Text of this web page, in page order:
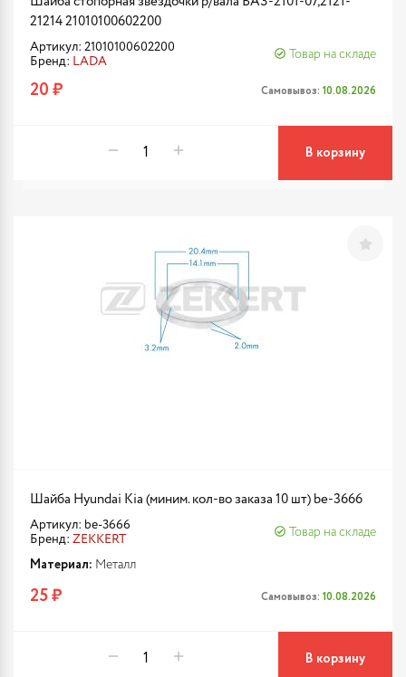
21214 21010100602200
Артикул: 21010100602200
Бренд: LADA
Товар на складе
20 ₽ Самовывоз: 10.08.2026
В корзину
Шайба Hyundai Kia (миним. кол-во заказа 10 шт) be-3666
Артикул: be-3666
Бренд: ZEKKERT
Товар на складе
Материал: Металл
25 ₽ Самовывоз: 10.08.2026
В корзину